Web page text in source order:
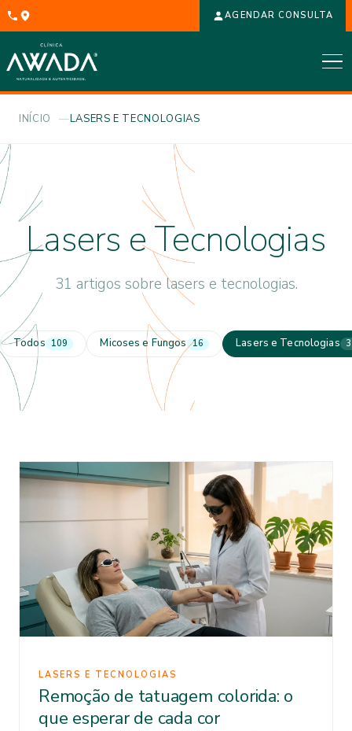
AGENDAR CONSULTA
INÍCIO LASERS E TECNOLOGIAS
Lasers e Tecnologias
31 artigos sobre lasers e tecnologias.
Todos 109 Micoses e Fungos 16 Lasers e Tecnologias
LASERS E TECNOLOGIAS
Remoção de tatuagem colorida: o
que esperar de cada cor